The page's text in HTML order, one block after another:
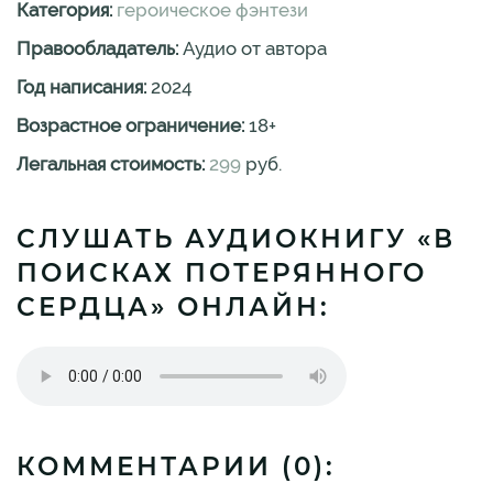
Категория: героическое фэнтези
Правообладатель: Аудио от автора
Год написания: 2024
Возрастное ограничение: 18+
Легальная стоимость: 299 руб.
СЛУШАТЬ АУДИОКНИГУ «В
ПОИСКАХ ПОТЕРЯННОГО
СЕРДЦА» ОНЛАЙН:
КОММЕНТАРИИ (0):